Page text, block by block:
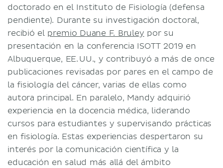
doctorado en el Instituto de Fisiología (defensa
pendiente). Durante su investigación doctoral,
recibió el premio Duane F. Bruley por su
presentación en la conferencia ISOTT 2019 en
Albuquerque, EE. UU., y contribuyó a más de once
publicaciones revisadas por pares en el campo de
la fisiología del cáncer, varias de ellas como
autora principal. En paralelo, Mandy adquirió
experiencia en la docencia médica, liderando
cursos para estudiantes y supervisando prácticas
en fisiología. Estas experiencias despertaron su
interés por la comunicación científica y la
educación en salud más allá del ámbito